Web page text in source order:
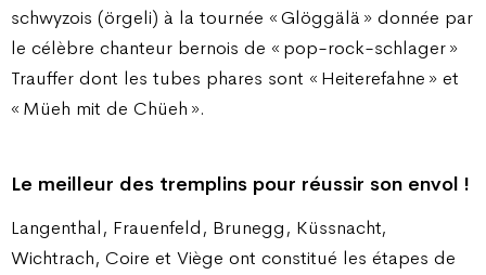
schwyzois (örgeli) à la tournée « Glöggälä » donnée par
le célèbre chanteur bernois de « pop-rock-schlager »
Trauffer dont les tubes phares sont « Heiterefahne » et
« Müeh mit de Chüeh ».
Le meilleur des tremplins pour réussir son envol !
Langenthal, Frauenfeld, Brunegg, Küssnacht,
Wichtrach, Coire et Viège ont constitué les étapes de